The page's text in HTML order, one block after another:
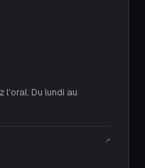
l'oral. Du lundi au
↗